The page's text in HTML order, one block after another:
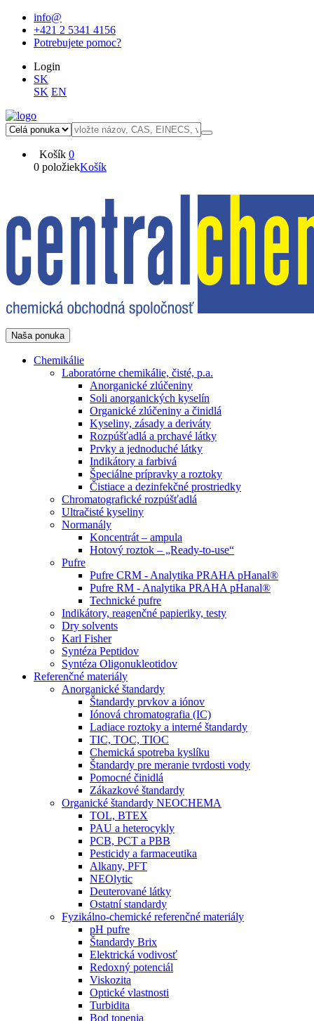
info@
+421 2 5341 4156
Potrebujete pomoc?
Login
SK
SK EN
Košík 0
0 položiekKošík
Naša ponuka
Chemikálie
Laboratórne chemikálie, čisté, p.a.
Anorganické zlúčeniny
Soli anorganických kyselín
Organické zlúčeniny a činidlá
Kyseliny, zásady a deriváty
Rozpúšťadlá a prchavé látky
Prvky a jednoduché látky
Indikátory a farbivá
Špeciálne prípravky a roztoky
Čistiace a dezinfekčné prostriedky
Chromatografické rozpúšťadlá
Ultračisté kyseliny
Normanály
Koncentrát – ampula
Hotový roztok – „Ready-to-use“
Pufre
Pufre CRM - Analytika PRAHA pHanal®
Pufre RM - Analytika PRAHA pHanal®
Technické pufre
Indikátory, reagenčné papieriky, testy
Dry solvents
Karl Fisher
Syntéza Peptidov
Syntéza Oligonukleotidov
Referenčné materiály
Anorganické štandardy
Štandardy prvkov a iónov
Iónová chromatografia (IC)
Ladiace roztoky a interné štandardy
TIC, TOC, TIOC
Chemická spotreba kyslíku
Štandardy pre meranie tvrdosti vody
Pomocné činidlá
Zákazkové štandardy
Organické štandardy NEOCHEMA
TOL, BTEX
PAU a heterocykly
PCB, PCT a PBB
Pesticidy a farmaceutika
Alkany, PFT
NEOlytic
Deuterované látky
Ostatní standardy
Fyzikálno-chemické referenčné materiály
pH pufre
Štandardy Brix
Elektrická vodivosť
Redoxný potenciál
Viskozita
Optické vlastnosti
Turbidita
Bod topenia